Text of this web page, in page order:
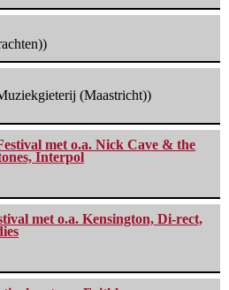
(Maastricht))
met o.a. Nick Cave & the
Interpol
met o.a. Kensington, Di-rect,